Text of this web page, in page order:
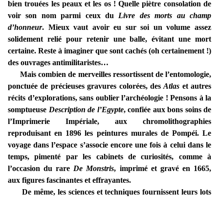
bien trouées les peaux et les os ! Quelle piètre consolation de
voir son nom parmi ceux du Livre des morts au champ
d’honneur. Mieux vaut avoir eu sur soi un volume assez
solidement relié pour retenir une balle, évitant une mort
certaine. Reste à imaginer que sont cachés (oh certainement !)
des ouvrages antimilitaristes…
Mais combien de merveilles ressortissent de l’entomologie,
ponctuée de précieuses gravures colorées, desAtlas et autres
récits d’explorations, sans oublier l’archéologie ! Pensons à la
somptueuse Description de l’Egypte, confiée aux bons soins de
l’Imprimerie Impériale, aux chromolithographies
reproduisant en 1896 les peintures murales de Pompéi. Le
voyage dans l’espace s’associe encore une fois à celui dans le
temps, pimenté par les cabinets de curiosités, comme à
l’occasion du rare De Monstris, imprimé et gravé en 1665,
aux figures fascinantes et effrayantes.
De même, les sciences et techniques fournissent leurs lots